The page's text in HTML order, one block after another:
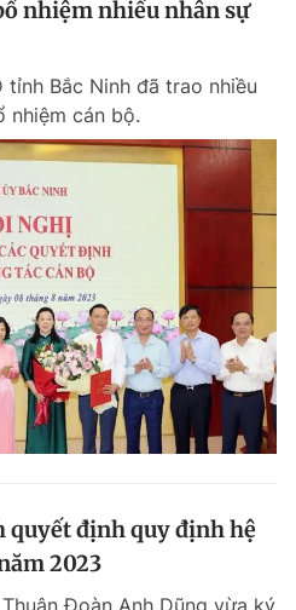
thoại
Liên hệ quảng cáo
0908 780 404
Tòa soạn Chính sách bảo
Hải Thành
nhiệm nhiều nhân sự
tỉnh Bắc Ninh đã trao nhiều
nhiệm cán bộ.
quyết định quy định hệ
2023
Đoàn Anh Dũng vừa ký